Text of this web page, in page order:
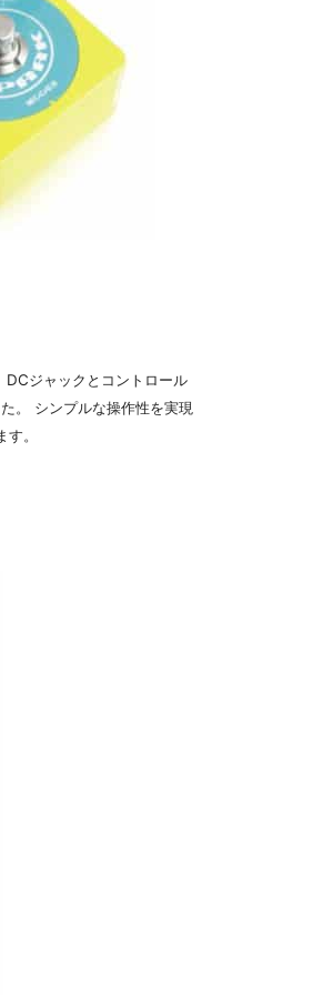
ジャックとコントロール
。 シンプルな操作性を実現
す。